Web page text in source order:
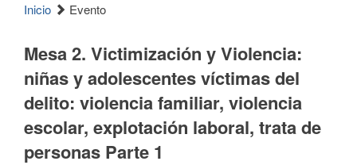
Inicio Evento
Mesa 2. Victimización y Violencia:
niñas y adolescentes víctimas del
delito: violencia familiar, violencia
escolar, explotación laboral, trata de
personas Parte 1